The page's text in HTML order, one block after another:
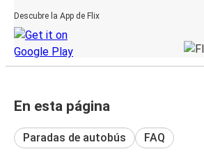
Descubre la App de Flix
En esta página
Paradas de autobús FAQ